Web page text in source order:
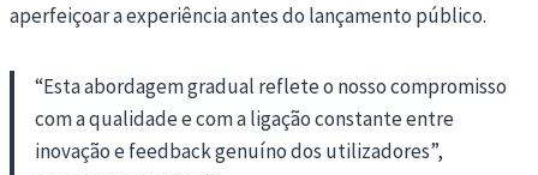
aperfeiçoar a experiência antes do lançamento público.
“Esta abordagem gradual reflete o nosso compromisso
com a qualidade e com a ligação constante entre
inovação e feedback genuíno dos utilizadores”,